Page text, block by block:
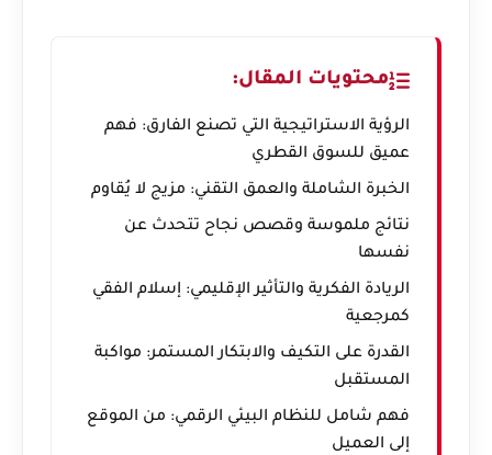
محتويات المقال:
الرؤية الاستراتيجية التي تصنع الفارق: فهم
عميق للسوق القطري
الخبرة الشاملة والعمق التقني: مزيج لا يُقاوم
نتائج ملموسة وقصص نجاح تتحدث عن
نفسها
الريادة الفكرية والتأثير الإقليمي: إسلام الفقي
كمرجعية
القدرة على التكيف والابتكار المستمر: مواكبة
المستقبل
فهم شامل للنظام البيئي الرقمي: من الموقع
إلى العميل